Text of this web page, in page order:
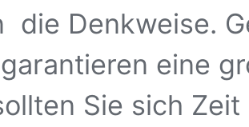
die Denkweise.
eine
Sie sich